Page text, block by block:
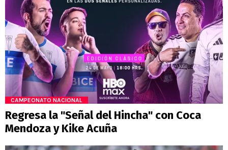
CAMPEONATO NACIONAL
Regresa la "Señal del Hincha" con Coca
Mendoza y Kike Acuña